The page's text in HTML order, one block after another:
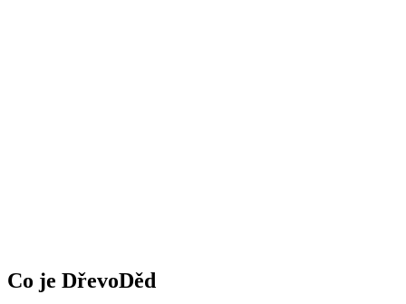
Co je DřevoDěd